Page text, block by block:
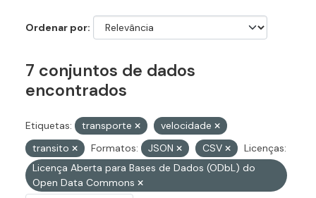
Ordenar por
7 conjuntos de dados
encontrados
Etiquetas: transporte
velocidade
transito
Formatos: JSON CSV
Licenças:
Licença Aberta para Bases de Dados (ODbL) do
Open Data Commons